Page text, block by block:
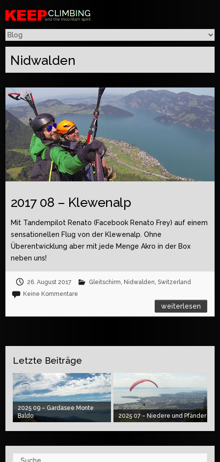
Nidwalden
2017 08 – Klewenalp
Mit Tandempilot Renato (Facebook Renato Frey) auf einem
sensationellen Flug von der Klewenalp. Ohne
Überentwicklung aber mit jede Menge Akro in der Box
neben uns!
26. August 2017 Gleitschirm, Nidwalden, Switzerland
Keine Kommentare
weiterlesen
Letzte Beiträge
2025 09 – Gardasee Monte
Baldo
2025 07 – Niedere und Pfänder
Suche